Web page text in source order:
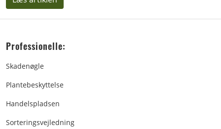
Professionelle:
Skadenøgle
Plantebeskyttelse
Handelspladsen
Sorteringsvejledning